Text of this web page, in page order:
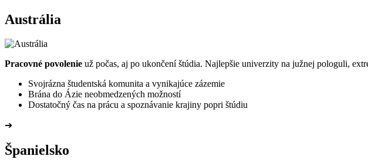
Austrália
Pracovné povolenie už počas, aj po ukončení štúdia. Najlepšie univerzity na južnej pologuli,
Svojrázna študentská komunita a vynikajúce zázemie
Brána do Ázie neobmedzených možností
Dostatočný čas na prácu a spoznávanie krajiny popri štúdiu
➔
Španielsko